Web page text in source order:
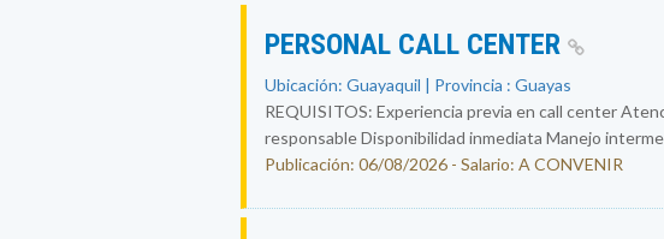
PERSONAL CALL CENTER
Ubicación: Guayaquil | Provincia : Guayas
REQUISITOS: Experiencia previa en call center
responsable Disponibilidad inmediata Manejo
Publicación: 06/08/2026 - Salario: A CONVENIR